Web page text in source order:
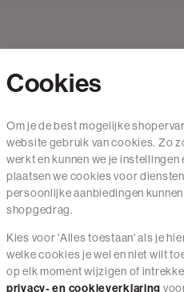
Mail ons
020 - 3412 650
Van maandag t/m vrijdag van 8.30 uur
Service
Wij zijn The Sting
Cookies
Om je de best mogelijke
website gebruik van cookies. Zo
werkt en kunnen we je
plaatsen we cookies voor
persoonlijke aanbiedingen
shopgedrag.
Kies voor 'Alles toestaan' als je
welke cookies je wel en niet wilt
op elk moment wijzigen of
privacy- en cookieverklaring